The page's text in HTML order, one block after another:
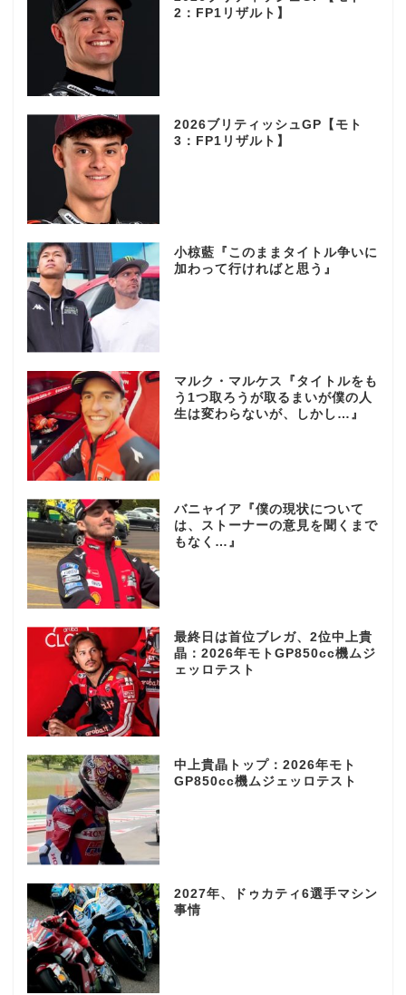
2：FP1リザルト】
2026ブリティッシュGP【モト
3：FP1リザルト】
小椋藍『このままタイトル争いに
加わって行ければと思う』
マルク・マルケス『タイトルをも
う1つ取ろうが取るまいが僕の人
生は変わらないが、しかし…』
バニャイア『僕の現状について
は、ストーナーの意見を聞くまで
もなく…』
最終日は首位ブレガ、2位中上貴
晶：2026年モトGP850cc機ムジ
ェッロテスト
中上貴晶トップ：2026年モト
GP850cc機ムジェッロテスト
2027年、ドゥカティ6選手マシン
事情